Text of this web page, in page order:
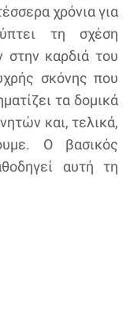
χρόνια για
τη σχέση
στην καρδιά του
σκόνης που
τα δομικά
και, τελικά,
Ο βασικός
αυτή τη